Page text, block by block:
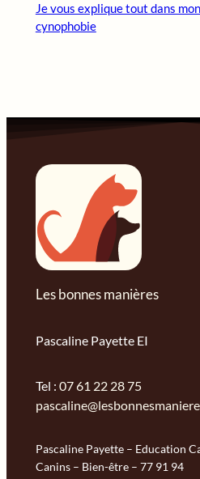
Je vous explique tout dans
cynophobie
Les bonnes manières
Pascaline Payette EI
Tel : 07 61 22 28 75
Pascaline Payette – Education
Canins – Bien-être – 77 91 94